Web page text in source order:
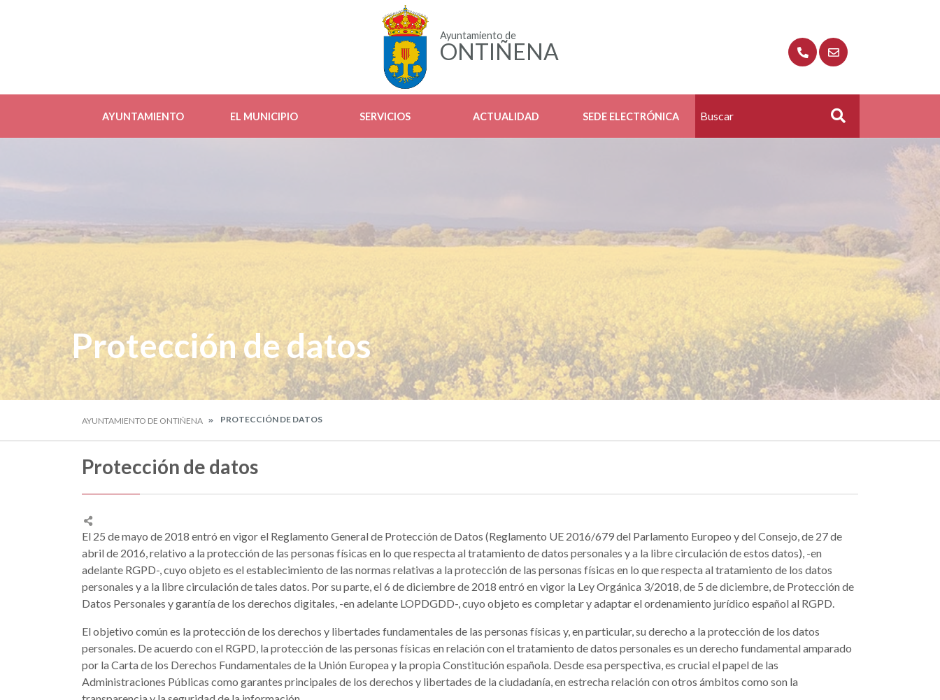
Ayuntamiento de
ONTIÑENA
AYUNTAMIENTO EL MUNICIPIO SERVICIOS ACTUALIDAD SEDE ELECTRÓNICA Buscar
Protección de datos
AYUNTAMIENTO DE ONTIÑENA PROTECCIÓN DE DATOS
Protección de datos
El 25 de mayo de 2018 entró en vigor el Reglamento General de Protección de Datos (Reglamento UE 2016/679 del Parlamento Europeo y del Consejo, de 27 de
abril de 2016, relativo a la protección de las personas físicas en lo que respecta al tratamiento de datos personales y a la libre circulación de estos datos), -en
adelante RGPD-, cuyo objeto es el establecimiento de las normas relativas a la protección de las personas físicas en lo que respecta al tratamiento de los datos
personales y a la libre circulación de tales datos. Por su parte, el 6 de diciembre de 2018 entró en vigor la Ley Orgánica 3/2018, de 5 de diciembre, de Protección de
Datos Personales y garantía de los derechos digitales, -en adelante LOPDGDD-, cuyo objeto es completar y adaptar el ordenamiento jurídico español al RGPD.
El objetivo común es la protección de los derechos y libertades fundamentales de las personas físicas y, en particular, su derecho a la protección de los datos
personales. De acuerdo con el RGPD, la protección de las personas físicas en relación con el tratamiento de datos personales es un derecho fundamental amparado
por la Carta de los Derechos Fundamentales de la Unión Europea y la propia Constitución española. Desde esa perspectiva, es crucial el papel de las
Administraciones Públicas como garantes principales de los derechos y libertades de la ciudadanía, en estrecha relación con otros ámbitos como son la